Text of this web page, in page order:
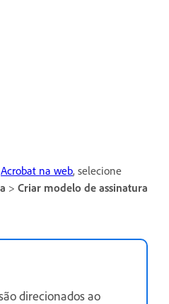
Acrobat na web, selecione
> Criar modelo de assinatura
direcionados ao